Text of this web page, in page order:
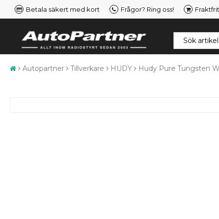
Betala säkert med kort Frågor? Ring oss!
Autopartner Tillverkare HUDY Hudy Pure Tungsten